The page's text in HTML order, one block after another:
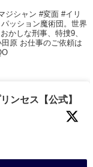
ジシャン #変面 #イリ
ッション魔術団。世界
かしな刑事、特捜9、
原 お仕事のご依頼は
ンセス【公式】
白良湯」